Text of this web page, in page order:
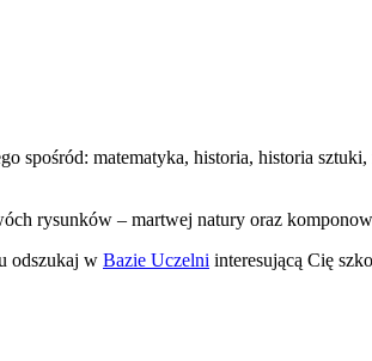
spośród: matematyka, historia, historia
rysunków – martwej natury oraz
odszukaj w Bazie Uczelni interesującą Cię